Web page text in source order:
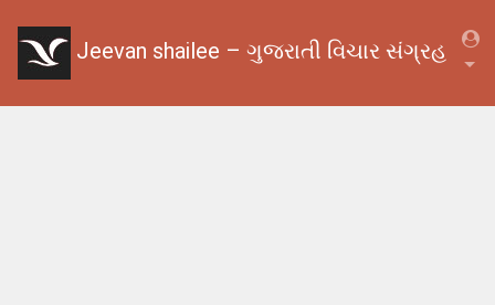
Jeevan shailee – ગુજરાતી વિચાર સંગ્રહ